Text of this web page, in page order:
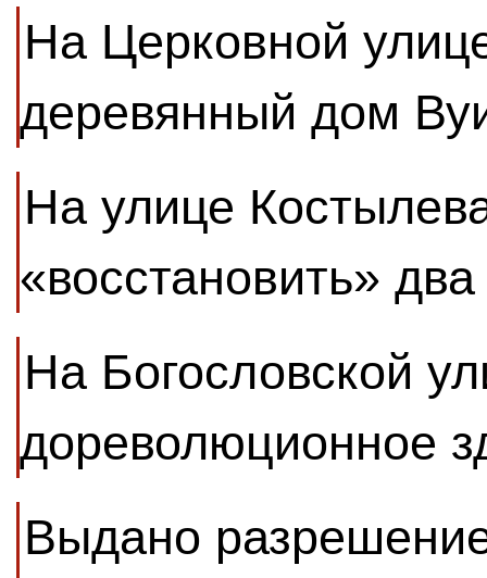
На Церковной
деревянный дом
На улице
«восстановить»
На Богословской
дореволюционное
Выдано